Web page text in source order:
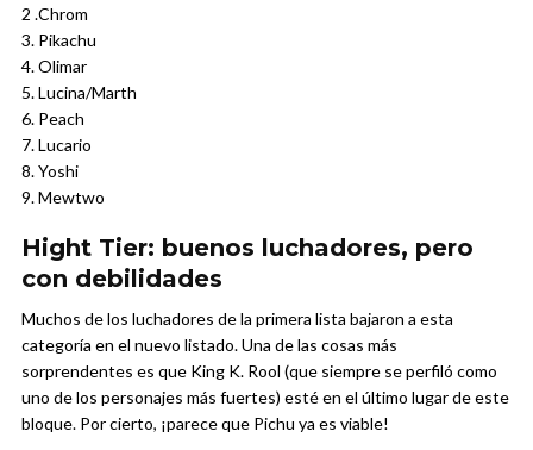
2 .Chrom
3. Pikachu
4. Olimar
5. Lucina/Marth
6. Peach
7. Lucario
8. Yoshi
9. Mewtwo
Hight Tier: buenos luchadores, pero
con debilidades
Muchos de los luchadores de la primera lista bajaron a esta
categoría en el nuevo listado. Una de las cosas más
sorprendentes es que King K. Rool (que siempre se perfiló como
uno de los personajes más fuertes) esté en el último lugar de este
bloque. Por cierto, ¡parece que Pichu ya es viable!